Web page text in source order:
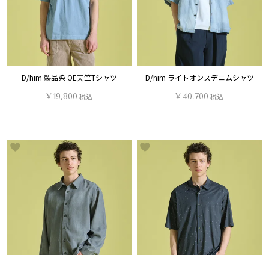
D/him 製品染 OE天竺Tシャツ
¥ 19,800 税込
D/him ライトオンスデニムシャツ
¥ 40,700 税込